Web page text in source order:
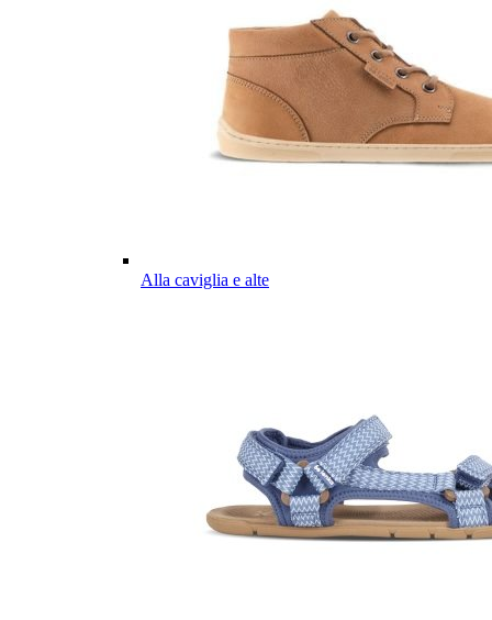
Alla caviglia e alte